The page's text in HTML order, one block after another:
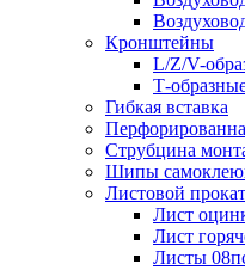
Кронштейны
L/Z/V-
Т-
Гибкая вставка
Струбцина
Шипы
Листовой прокат
Лист
Лист
Листы